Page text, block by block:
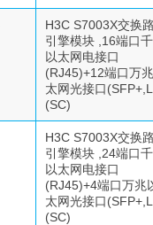
H3C S7003X交换
引擎模块 ,16端口
以太网电接口
(RJ45)+12端口万
太网光接口
(SC)
H3C S7003X交换
引擎模块 ,24端口
以太网电接口
(RJ45)+4端口万兆
太网光接口
(SC)